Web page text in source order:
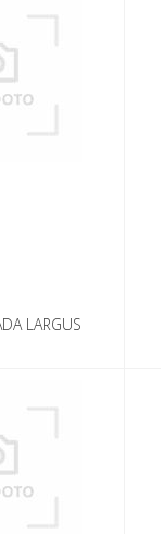
LARGUS